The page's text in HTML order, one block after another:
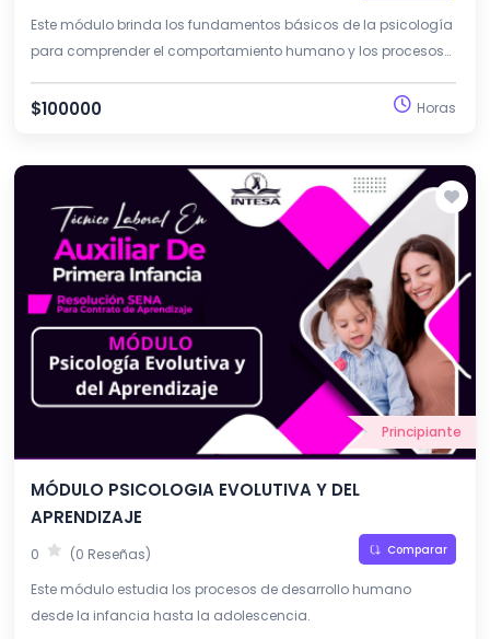
Este módulo brinda los fundamentos básicos de la psicología
para comprender el comportamiento humano y los procesos
$100000 Horas
Principiante
MÓDULO PSICOLOGIA EVOLUTIVA Y DEL
APRENDIZAJE
0 (0 Reseñas) Comparar
Este módulo estudia los procesos de desarrollo humano
desde la infancia hasta la adolescencia.